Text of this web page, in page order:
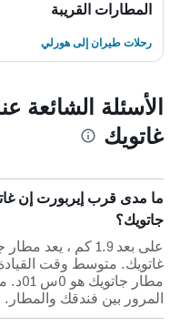
المطارات القريبة
رحلات طيران إلى هورلي
الأسئلة الشائعة
غاتويك
ما مدى قرب إيربورت إن
جاتويك؟
على بعد 1.9 كم ،
غاتويك. متوسط وقت
المرور بين فندقك والمطار.